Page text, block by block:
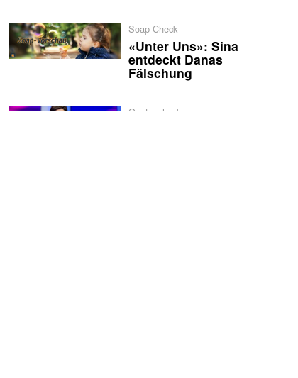
Soap-Check
«Unter Uns»: Sina
entdeckt Danas
Fälschung
Quotencheck